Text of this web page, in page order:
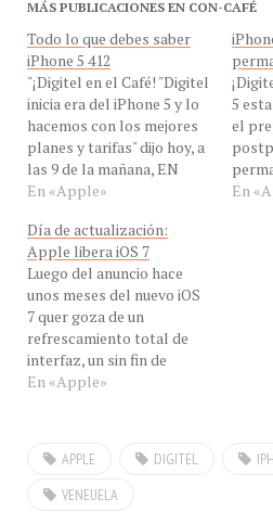
Todo lo que debes saber
iPhone 5 412
"¡Digitel en el Café! "Digitel
inicia era del iPhone 5 y lo
hacemos con los mejores
planes y tarifas" dijo hoy, a
las 9 de la mañana, EN
VIVO nuestro invitado el
Sr. Juan Carlos Sánchez ,
Publicidad y Mercadeo de
Digitel, desde Caracas,
Venezuela para
hablarnos…
En «Apple»
5
el
por
En
Día de actualización:
Apple libera iOS 7
Luego del anuncio hace
unos meses del nuevo iOS
7 quer goza de un
refrescamiento total de
interfaz, un sin fin de
mejoras y algunas nuevas
opciones incorporadas,
que en esta fecha, todos
los equipos compatibles
pueden…
En «Apple»
VENEUELA